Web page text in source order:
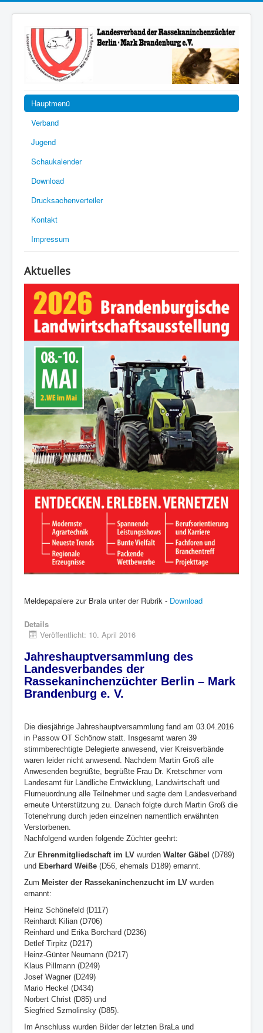
Hauptmenü
Verband
Jugend
Schaukalender
Download
Drucksachenverteiler
Kontakt
Impressum
Aktuelles
Meldepapaiere zur Brala unter der Rubrik - Download
Details
Veröffentlicht: 10. April 2016
Jahreshauptversammlung des
Landesverbandes der
Rassekaninchenzüchter Berlin – Mark
Brandenburg e. V.
Die diesjährige Jahreshauptversammlung fand am 03.04.2016
in Passow OT Schönow statt. Insgesamt waren 39
stimmberechtigte Delegierte anwesend, vier Kreisverbände
waren leider nicht anwesend. Nachdem Martin Groß alle
Anwesenden begrüßte, begrüßte Frau Dr. Kretschmer vom
Landesamt für Ländliche Entwicklung, Landwirtschaft und
Flurneuordnung alle Teilnehmer und sagte dem Landesverband
erneute Unterstützung zu. Danach folgte durch Martin Groß die
Totenehrung durch jeden einzelnen namentlich erwähnten
Verstorbenen.
Nachfolgend wurden folgende Züchter geehrt:
Zur Ehrenmitgliedschaft im LV wurden Walter Gäbel (D789)
und Eberhard Weiße (D56, ehemals D189) ernannt.
Zum Meister der Rassekaninchenzucht im LV wurden
ernannt:
Heinz Schönefeld (D117)
Reinhardt Kilian (D706)
Reinhard und Erika Borchard (D236)
Detlef Tirpitz (D217)
Heinz-Günter Neumann (D217)
Klaus Pillmann (D249)
Josef Wagner (D249)
Mario Heckel (D434)
Norbert Christ (D85) und
Siegfried Szmolinsky (D85).
Im Anschluss wurden Bilder der letzten BraLa und